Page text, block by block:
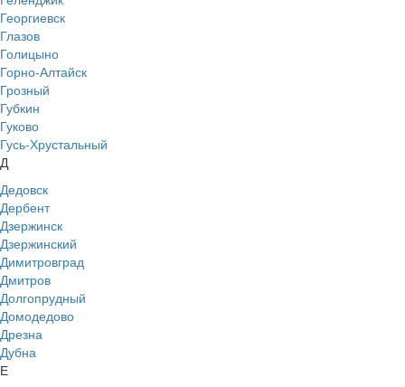
Георгиевск
Глазов
Голицыно
Горно-Алтайск
Грозный
Губкин
Гуково
Гусь-Хрустальный
Д
Дедовск
Дербент
Дзержинск
Дзержинский
Димитровград
Дмитров
Долгопрудный
Домодедово
Дрезна
Дубна
Е